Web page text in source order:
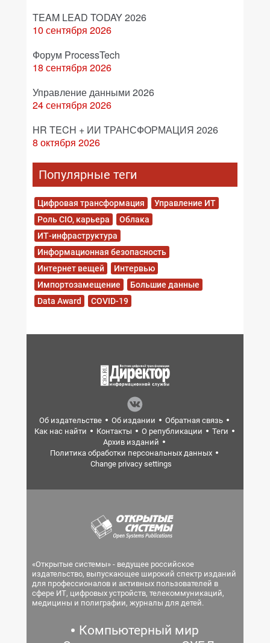
TEAM LEAD TODAY 2026
10 сентября 2026
Форум ProcessTech
18 сентября 2026
Управление данными 2026
24 сентября 2026
HR TECH + ИИ ТРАНСФОРМАЦИЯ 2026
8 октября 2026
Популярные теги
Цифровая трансформация
Управление ИТ
Роль CIO, карьера
Облака
ИТ-инфраструктура
Информационная безопасность
Интернет вещей
Интервью
Импортозамещение
Большие данные
Data Award
COVID-19
Об издательстве Об издании
Обратная связь
Как нас найти
Контакты О републикации
Теги
Архив изданий
Политика обработки персональных данных
Change privacy settings
«Открытые системы» - ведущее российское
издательство, выпускающее широкий спектр изданий
для профессионалов и активных пользователей в
сфере ИТ, цифровых устройств, телекоммуникаций,
медицины и полиграфии, журналы для детей.
Компьютерный мир